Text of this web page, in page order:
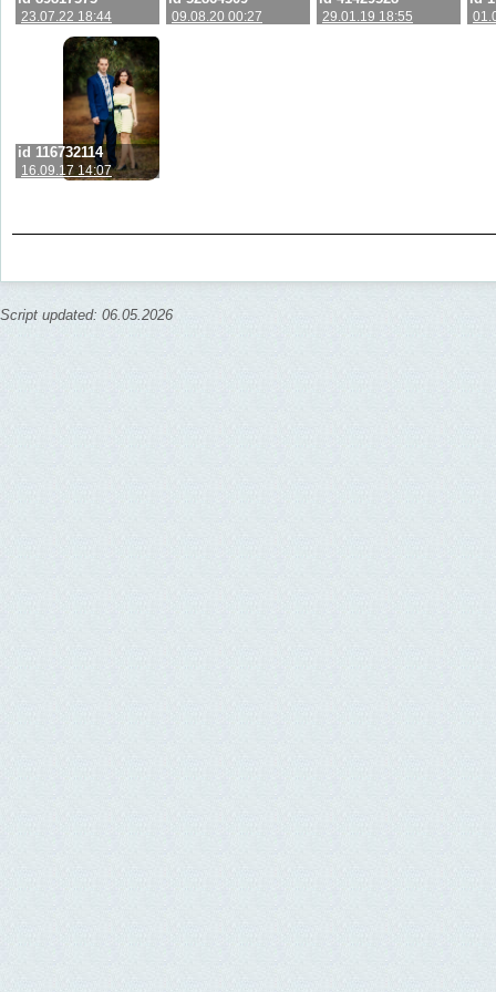
23.07.22 18:44 09.08.20 00:27 29.01.19 18:55
id 116732114
16.09.17 14:07
Script updated: 06.05.2026